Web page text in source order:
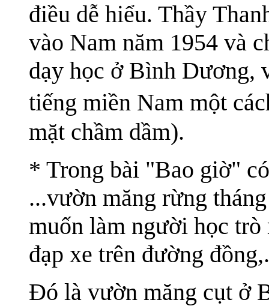
điều dễ hiểu. Thầy
vào Nam năm 1954 và
dạy học ở Bình Dương,
tiếng miền Nam một
mặt chầm dầm).
* Trong bài "Bao giờ"
...vườn măng rừng
muốn làm người học
đạp xe trên đường
Đó là vườn măng cụt ở